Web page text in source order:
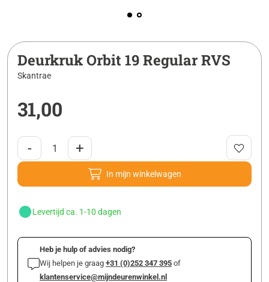
Deurkruk Orbit 19 Regular RVS
Skantrae
31,00
- +
In mijn winkelwagen
Levertijd ca. 1-10 dagen
Heb je hulp of advies nodig?
Wij helpen je graag +31 (0)252 347 395 of
klantenservice@mijndeurenwinkel.nl